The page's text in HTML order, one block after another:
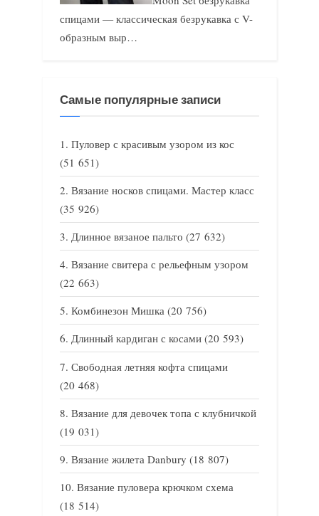
спицами — классическая безрукавка с V-
образным выр…
Самые популярные записи
Пуловер с красивым узором из кос
(51 651)
Вязание носков спицами. Мастер класс
(35 926)
Длинное вязаное пальто (27 632)
Вязание свитера с рельефным узором
(22 663)
Комбинезон Мишка (20 756)
Длинный кардиган с косами (20 593)
Свободная летняя кофта спицами
(20 468)
Вязание для девочек топа с клубничкой
(19 031)
Вязание жилета Danbury (18 807)
Вязание пуловера крючком схема
(18 514)